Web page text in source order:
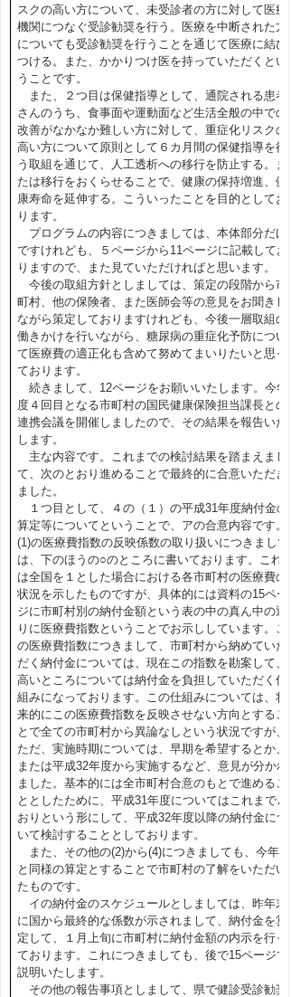
スクの高い方について、未受診者の方に対して医療
機関につなぐ受診勧奨を行う。医療を中断された方
についても受診勧奨を行うことを通じて医療に結び
つける。また、かかりつけ医を持っていただくとい
うことです。
また、２つ目は保健指導として、通院される患者
さんのうち、食事面や運動面など生活全般の中での
改善がなかなか難しい方に対して、重症化リスクの
高い方について原則として６カ月間の保健指導を行
う取組を通じて、人工透析への移行を防止する。ま
たは移行をおくらせることで、健康の保持増進、健
康寿命を延伸する。こういったことを目的としてお
ります。
プログラムの内容につきましては、本体部分だけ
ですけれども、５ページから11ページに記載してお
りますので、また見ていただければと思います。
今後の取組方針としましては、策定の段階から市
町村、他の保険者、また医師会等の意見をお聞きし
ながら策定しておりますけれども、今後一層取組の
働きかけを行いながら、糖尿病の重症化予防につい
て医療費の適正化も含めて努めてまいりたいと思っ
ております。
続きまして、12ページをお願いいたします。今年
度４回目となる市町村の国民健康保険担当課長との
連携会議を開催しましたので、その結果を報告いた
します。
主な内容です。これまでの検討結果を踏まえまし
て、次のとおり進めることで最終的に合意いただき
ました。
１つ目として、４の（１）の平成31年度納付金の
算定等についてということで、アの合意内容です。
(1)の医療費指数の反映係数の取り扱いにつきまして
は、下のほうの○のところに書いております。これ
は全国を１とした場合における各市町村の医療費の
状況を示したものですが、具体的には資料の15ペー
ジに市町村別の納付金額という表の中の真ん中の辺
りに医療費指数ということでお示ししています。こ
の医療費指数につきまして、市町村から納めていた
だく納付金については、現在この指数を勘案して、
高いところについては納付金を負担していただく仕
組みになっております。この仕組みについては、将
来的にこの医療費指数を反映させない方向とするこ
とで全ての市町村から異論なしという状況ですが、
ただ、実施時期については、早期を希望するとか、
または平成32年度から実施するなど、意見が分かれ
ました。基本的には全市町村合意のもとで進めるこ
ととしたために、平成31年度についてはこれまでど
おりという形にして、平成32年度以降の納付金につ
いて検討することとしております。
また、その他の(2)から(4)につきましても、今年度
と同様の算定とすることで市町村の了解をいただい
たものです。
イの納付金のスケジュールとしましては、昨年末
に国から最終的な係数が示されまして、納付金を算
定して、１月上旬に市町村に納付金額の内示を行っ
ております。これにつきましても、後で15ページで
説明いたします。
その他の報告事項としまして、県で健診受診勧奨